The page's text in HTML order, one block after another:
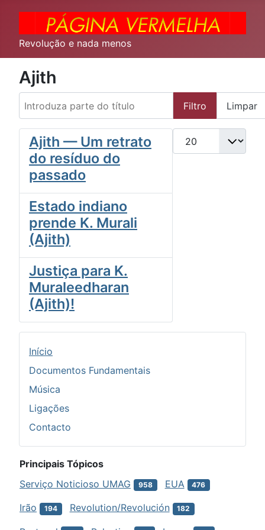
Revolução e nada menos
Ajith
Introduza parte do título
Filtro Limpar
Qtd. a exibir
Ajith — Um retrato
do resíduo do
passado
Estado indiano
prende K. Murali
(Ajith)
Justiça para K.
Muraleedharan
(Ajith)!
Início
Documentos Fundamentais
Música
Ligações
Contacto
Principais Tópicos
Serviço Noticioso UMAG
958 EUA 476
Irão 194 Revolution/Revolución 182